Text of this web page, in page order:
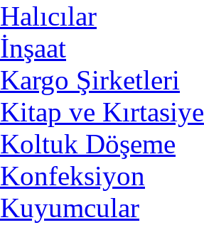
Halıcılar
İnşaat
Kargo Şirketleri
Kitap ve Kırtasiye
Koltuk Döşeme
Konfeksiyon
Kuyumcular